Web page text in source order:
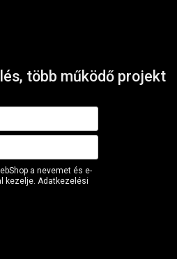
több működő projekt
a nevemet és e-
kezelje. Adatkezelési